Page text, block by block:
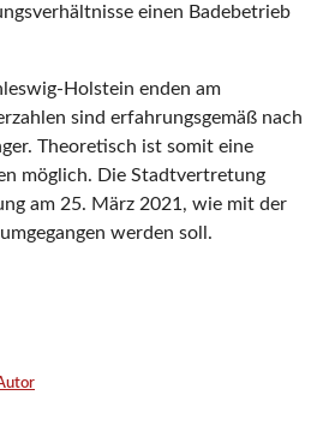
einen Badebetrieb
Holstein enden am
sind erfahrungsgemäß nach
Theoretisch ist somit eine
möglich. Die Stadtvertretung
am 25. März 2021, wie mit der
werden soll.